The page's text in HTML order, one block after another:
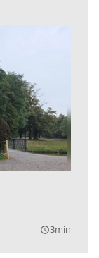
query_builder3min